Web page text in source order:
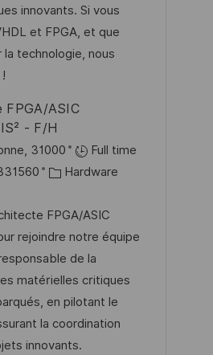
g
o
r
innovants. Si vous
et FPGA, et que
technologie, nous
FPGA/ASIC
- F/H
31000
Full time
K
t
e
g
o
r
e
Hardware
FPGA/ASIC
rejoindre notre équipe
de la
matérielles critiques
en pilotant le
la coordination
innovants.